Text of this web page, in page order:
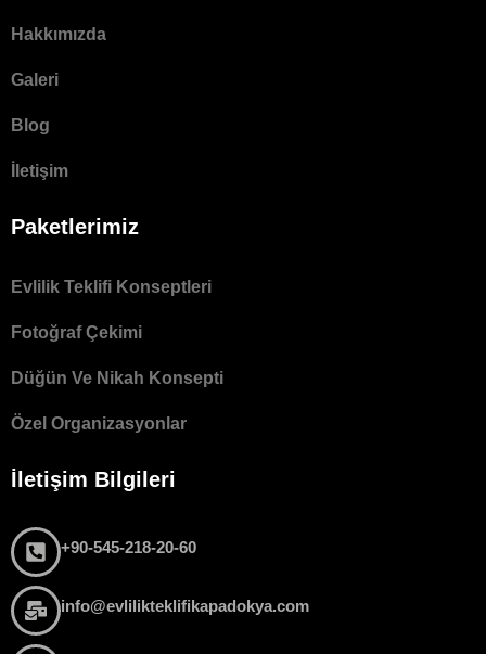
Hakkımızda
Galeri
Blog
İletişim
Paketlerimiz
Evlilik Teklifi Konseptleri
Fotoğraf Çekimi
Düğün Ve Nikah Konsepti
Özel Organizasyonlar
İletişim Bilgileri
+90-545-218-20-60
info@evlilikteklifikapadokya.com